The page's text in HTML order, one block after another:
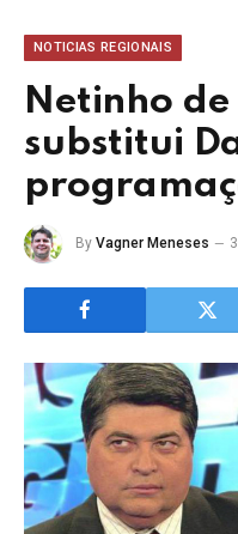
NOTICIAS REGIONAIS
Netinho de
substitui
By Vagner Meneses